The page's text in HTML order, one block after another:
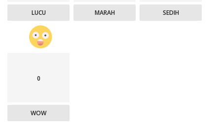
LUCU MARAH SEDIH
0
WOW